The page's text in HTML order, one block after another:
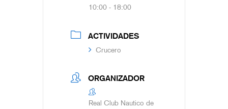
10:00 - 18:00
ACTIVIDADES
Crucero
ORGANIZADOR
Real Club Nautico de